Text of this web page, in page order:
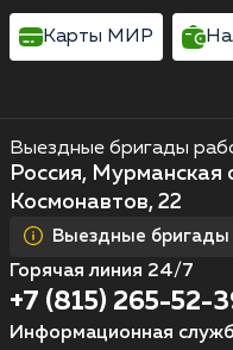
Выездные бригады
Россия, Мурманская
Космонавтов, 22
Выездные бригады
Горячая линия 24/7
+7 (815) 265-52-
Информационная
Карты МИР